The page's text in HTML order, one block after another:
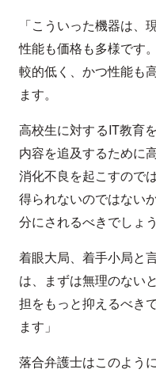
「こういった機器は、
性能も価格も多様です
較的低く、かつ性能も
ます。
高校生に対するIT教育
内容を追及するために
消化不良を起こすので
得られないのではない
分にされるべきでしょう
着眼大局、着手小局と
は、まずは無理のない
担をもっと抑えるべき
ます」
落合弁護士はこのよう